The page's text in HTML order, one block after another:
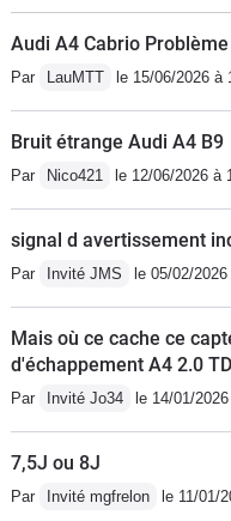
Audi A4 Cabrio
Par LauMTT le 15/06/2026 à
Bruit étrange Audi A4 B9
Par Nico421 le 12/06/2026 à
signal d avertissement
Par Invité JMS le 05/02/
Mais où ce cache ce
d'échappement A4 2.0
Par Invité Jo34 le 14/01/
7,5J ou 8J
Par Invité mgfrelon le 11/01/